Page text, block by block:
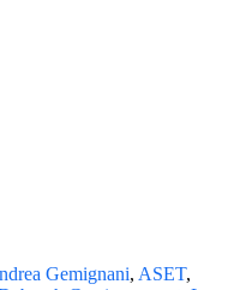
Gemignani, ASET,